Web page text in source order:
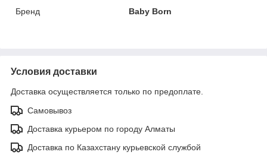
Бренд
Baby Born
Условия доставки
Доставка осуществляется только по предоплате.
Самовывоз
Доставка курьером по городу Алматы
Доставка по Казахстану курьевской службой